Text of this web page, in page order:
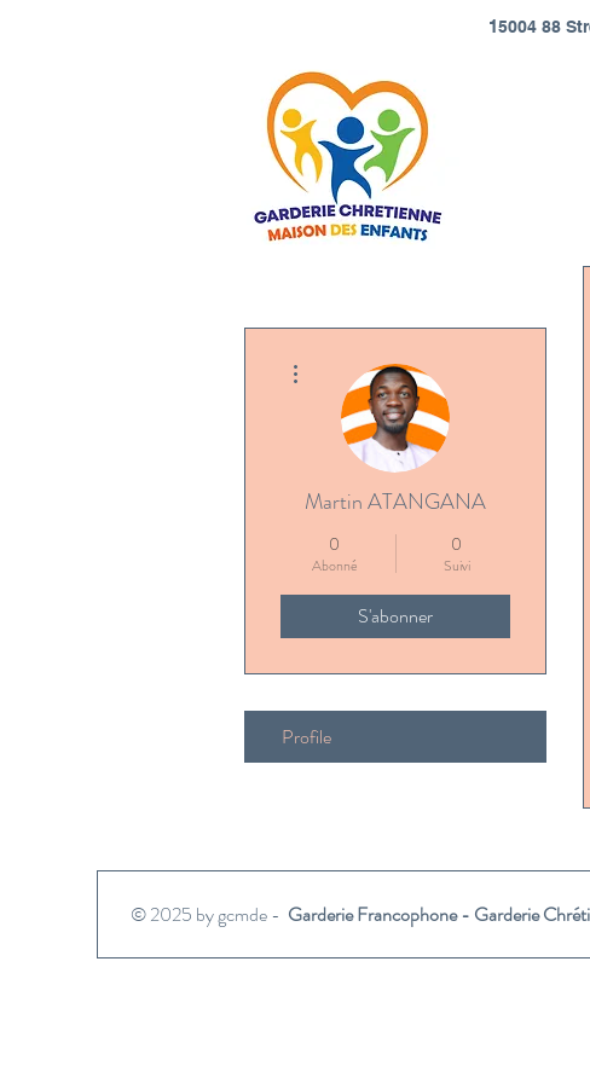
15004 88
Martin ATANGANA
0
Abonné
0
Suivi
S'abonner
Profile
© 2025 by gcmde - Garderie Francophone - Garderie